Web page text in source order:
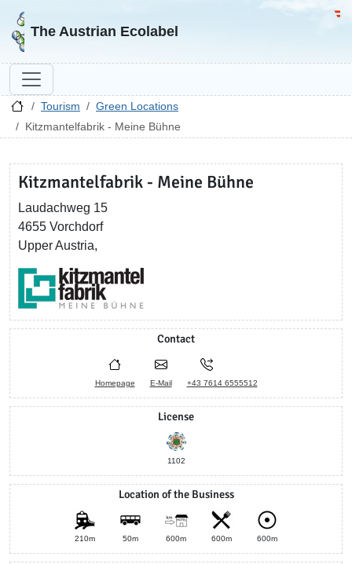
Go to homepage
The Austrian Ecolabel
Tourism
Green Locations
Kitzmantelfabrik - Meine Bühne
Kitzmantelfabrik - Meine Bühne
Laudachweg 15
4655 Vorchdorf
Upper Austria,
Contact
Homepage E-Mail +43 7614 6555512
License
1102
Location of the Business
210m 50m 600m 600m 600m